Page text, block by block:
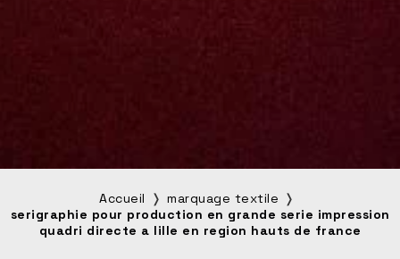
Accueil
marquage textile
serigraphie pour production en grande serie impression
quadri directe a lille en region hauts de france